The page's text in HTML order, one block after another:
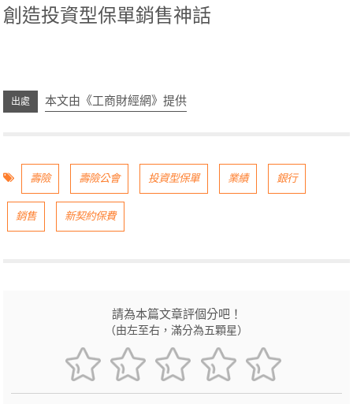
創造投資型保單銷售神話
本文由《工商財經網》提供
壽險 壽險公會 投資型保單 業績 銀行
銷售 新契約保費
請為本篇文章評個分吧！
（由左至右，滿分為五顆星）